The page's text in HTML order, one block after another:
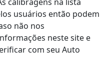
usuários então podem
não nos
neste site e
com seu Auto